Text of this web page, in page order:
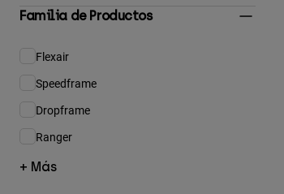
Familia de Productos
Flexair
Afinar por Familia de Productos: Flexair
Speedframe
Afinar por Familia de Productos: Speedframe
Dropframe
Afinar por Familia de Productos: Dropframe
Ranger
Afinar por Familia de Productos: Ranger
+ Más